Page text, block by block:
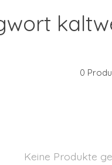
0
Keine Produkte